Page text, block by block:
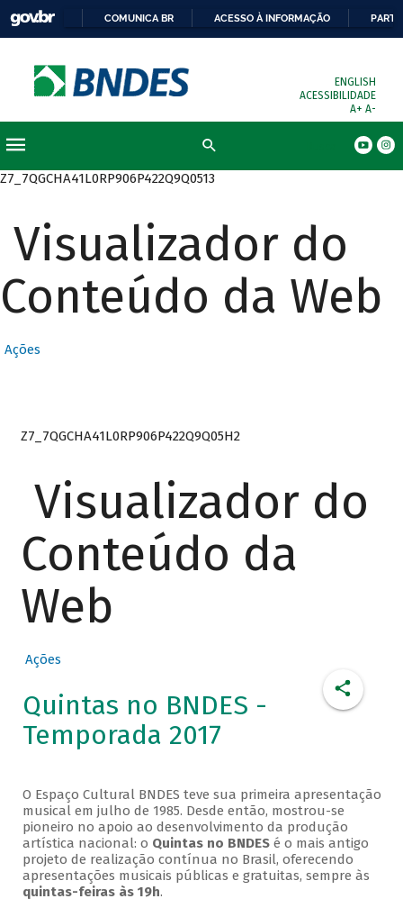
COMUNICA BR ACESSO À INFORMAÇÃO
ENGLISH
ACESSIBILIDADE
A+ A-
Z7_7QGCHA41L0RP906P422Q9Q0513
Visualizador do
Conteúdo da Web
Ações
Z7_7QGCHA41L0RP906P422Q9Q05H2
Visualizador do
Conteúdo da
Web
Ações
Quintas no BNDES -
Temporada 2017
O Espaço Cultural BNDES teve sua primeira apresentação
musical em julho de 1985. Desde então, mostrou-se
pioneiro no apoio ao desenvolvimento da produção
artística nacional: o Quintas no BNDESé o mais antigo
projeto de realização contínua no Brasil, oferecendo
apresentações musicais públicas e gratuitas, sempre às
quintas-feiras às 19h.